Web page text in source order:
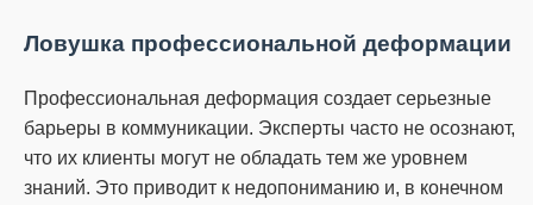
Ловушка профессиональной деформации
Профессиональная деформация создает серьезные
барьеры в коммуникации. Эксперты часто не осознают,
что их клиенты могут не обладать тем же уровнем
знаний. Это приводит к недопониманию и, в конечном